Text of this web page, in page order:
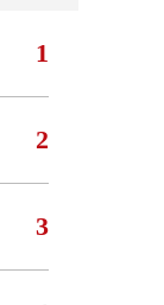
1
2
3